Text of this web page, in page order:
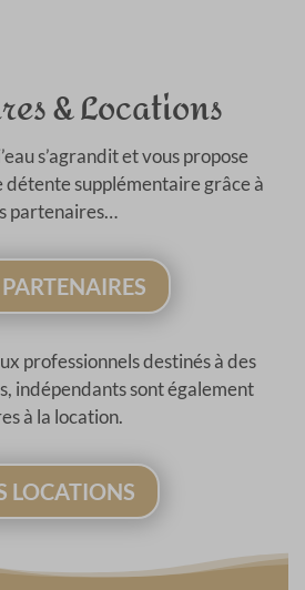
& Locations
s’agrandit et vous propose
détente supplémentaire grâce à
partenaires…
professionnels destinés à des
indépendants sont également
à la location.
LOCATIONS